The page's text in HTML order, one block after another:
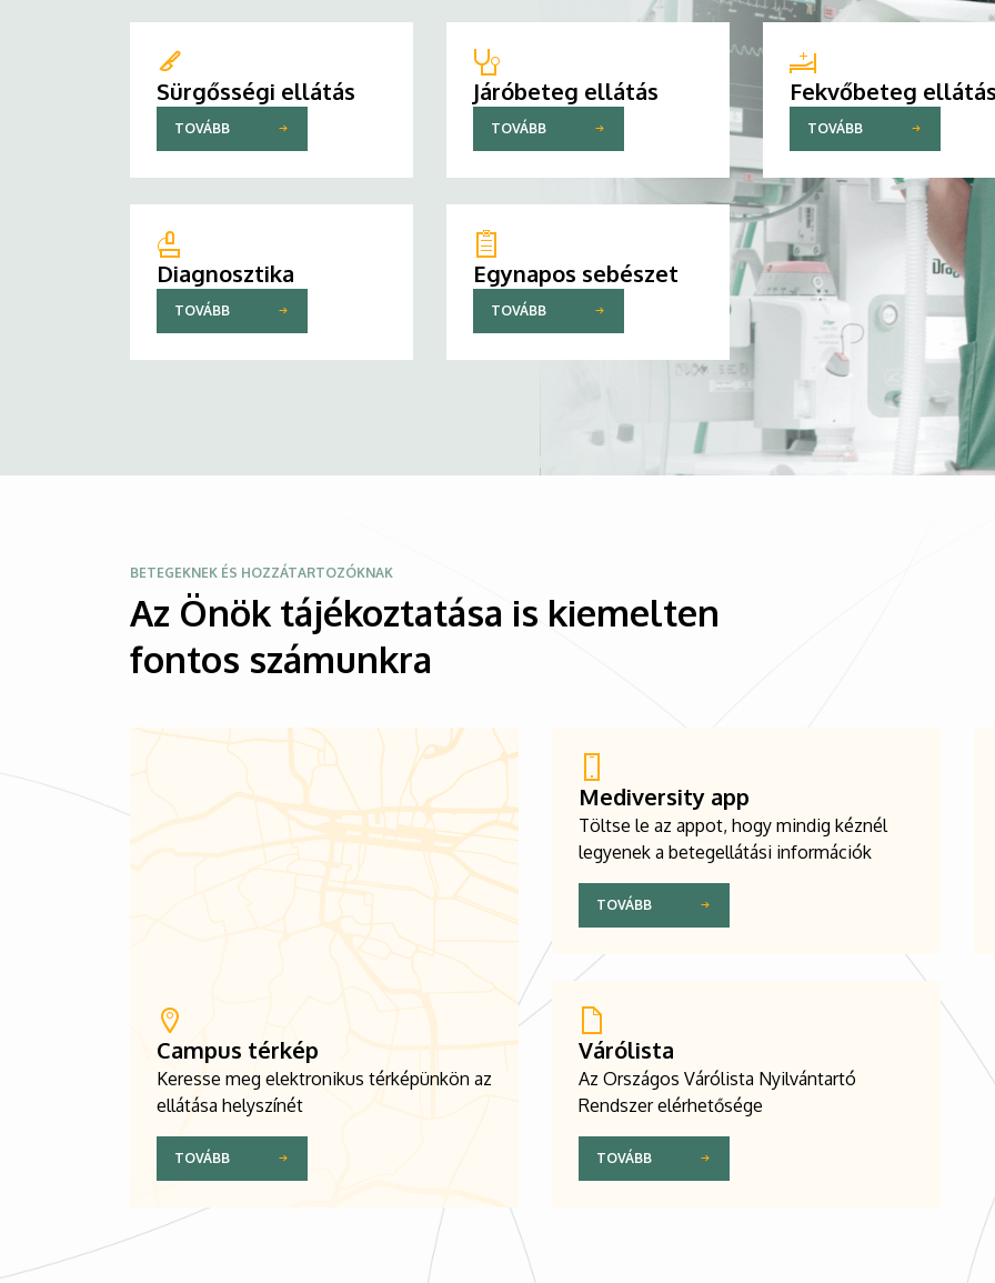
Sürgősségi ellátás
TOVÁBB
Járóbeteg ellátás
TOVÁBB
Fekvőbeteg
TOVÁBB
Diagnosztika
TOVÁBB
Egynapos sebészet
TOVÁBB
BETEGEKNEK ÉS HOZZÁTARTOZÓKNAK
Az Önök tájékoztatása is kiemelten
fontos számunkra
Campus térkép
Keresse meg elektronikus térképünkön az
ellátása helyszínét
TOVÁBB
Mediversity app
Töltse le az appot, hogy mindig kéznél
legyenek a betegellátási információk
TOVÁBB
Várólista
Az Országos Várólista Nyilvántartó
Rendszer elérhetősége
TOVÁBB